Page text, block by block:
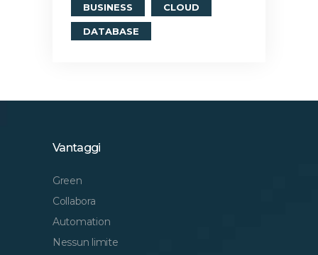
BUSINESS CLOUD
DATABASE
Vantaggi
Green
Collabora
Automation
Nessun limite